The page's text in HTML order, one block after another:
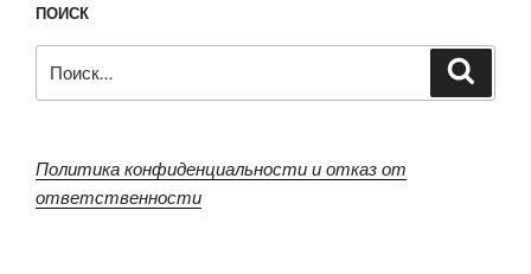
ПОИСК
Политика конфиденциальности и отказ от
ответственности